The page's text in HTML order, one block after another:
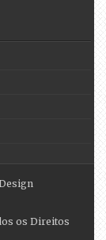
os Direitos